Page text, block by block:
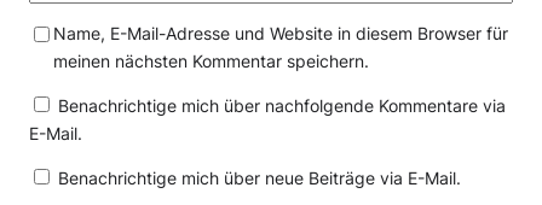
Name, E-Mail-Adresse und Website in diesem Browser für
meinen nächsten Kommentar speichern.
Benachrichtige mich über nachfolgende Kommentare via
E-Mail.
Benachrichtige mich über neue Beiträge via E-Mail.